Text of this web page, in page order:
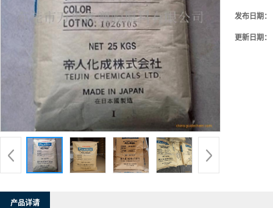
发布日期：
更新日期：
产品详请